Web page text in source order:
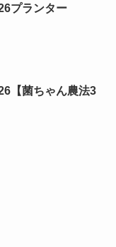
プランター
【菌ちゃん農法3